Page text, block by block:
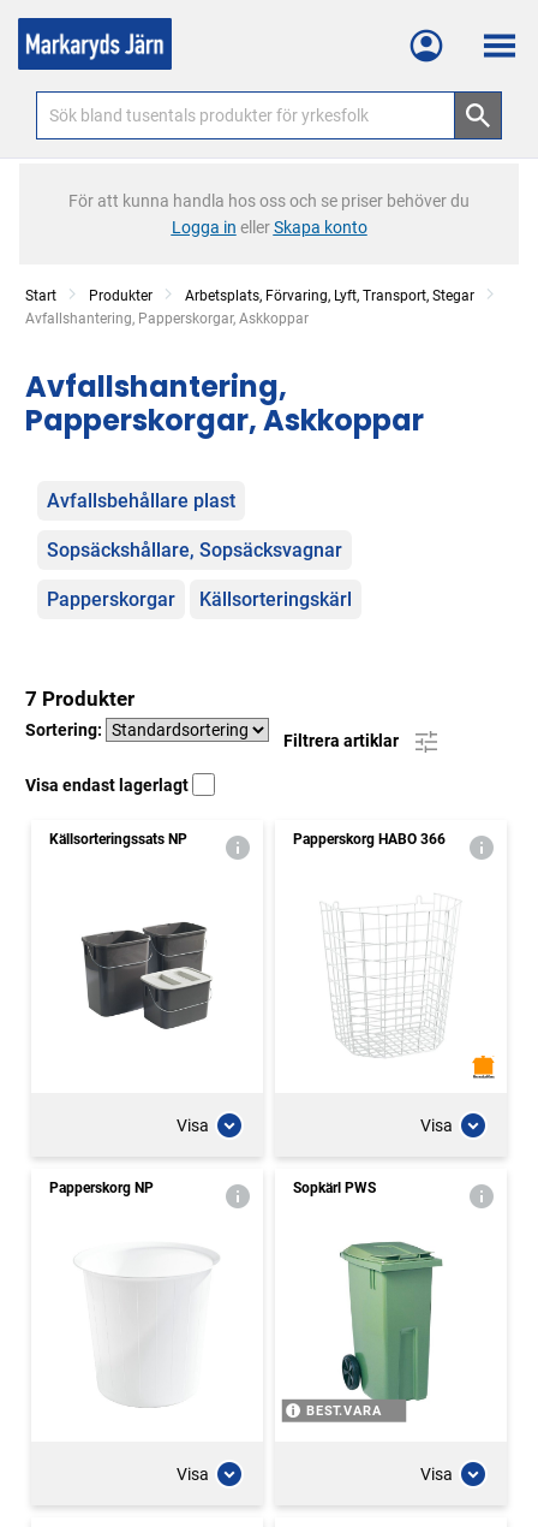
Meny
För att kunna handla hos oss och se priser behöver du
Logga in ellerSkapa konto
Start Produkter
Arbetsplats, Förvaring, Lyft, Transport, Stegar
Current:
Avfallshantering, Papperskorgar, Askkoppar
Avfallshantering,
Papperskorgar, Askkoppar
Kategorier
Avfallsbehållare plast
Sopsäckshållare, Sopsäcksvagnar
Papperskorgar Källsorteringskärl
7 Produkter
Sortering:
Filtrera artiklar
Visa endast lagerlagt
Källsorteringssats NP
Visa
Papperskorg HABO 366
Visa
Papperskorg NP
Visa
Sopkärl PWS
BEST.VARA
Visa